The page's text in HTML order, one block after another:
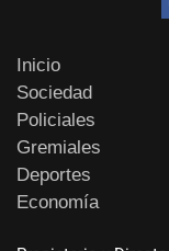
Inicio
Sociedad
Policiales
Gremiales
Deportes
Economía